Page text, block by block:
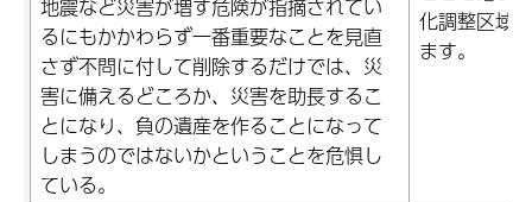
地震など災害が増す危険が指摘されてい
るにもかかわらず一番重要なことを見直
さず不問に付して削除するだけでは、災
害に備えるどころか、災害を助長するこ
とになり、負の遺産を作ることになって
しまうのではないかということを危惧し
ている。
化調整区域
ます。